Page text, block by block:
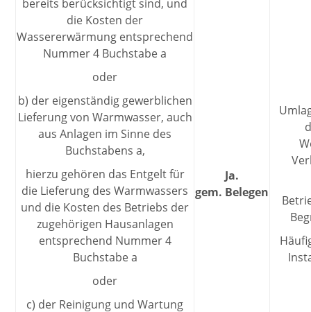
bereits berücksichtigt sind, und
die Kosten der
Wassererwärmung entsprechend
Nummer 4 Buchstabe a
oder
b) der eigenständig gewerblichen
Lieferung von Warmwasser, auch
aus Anlagen im Sinne des
Buchstabens a,
hierzu gehören das Entgelt für
die Lieferung des Warmwassers
und die Kosten des Betriebs der
zugehörigen Hausanlagen
entsprechend Nummer 4
Buchstabe a
oder
c) der Reinigung und Wartung
Ja.
gem. Belegen